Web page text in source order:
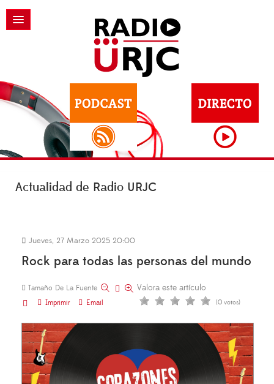
Actualidad de Radio URJC
Jueves, 27 Marzo 2025 20:00
Rock para todas las personas del mundo
Tamaño De La Fuente
Imprimir
Email
Valora este artículo
(0 votos)